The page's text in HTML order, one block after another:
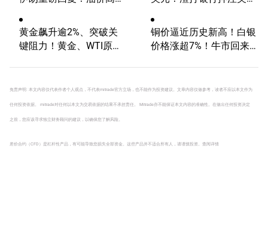
黄金飙升逾2%、突破关
键阻力！黄金、WTI原
铜价逼近历史新高！白银
价格涨超7%！牛市回来
免责声明: 本文内容仅代表作者个人观点，不代表mitrade官方立场，也不能作为投资建议。文章内容仅做参考，读者不应以本文作为
任何投资依据。 mitrade对任何以本文为交易依据的结果不承担责任。 Mitrade亦不能保证本文内容的准确性。在做出任何投资决定
之前，您应该寻求独立财务顾问的建议，以确保您了解风险。
差价合约（CFD）是杠杆性产品，有可能导致您损失全部资金。这些产品并不适合所有人，请谨慎投资。 查阅详情